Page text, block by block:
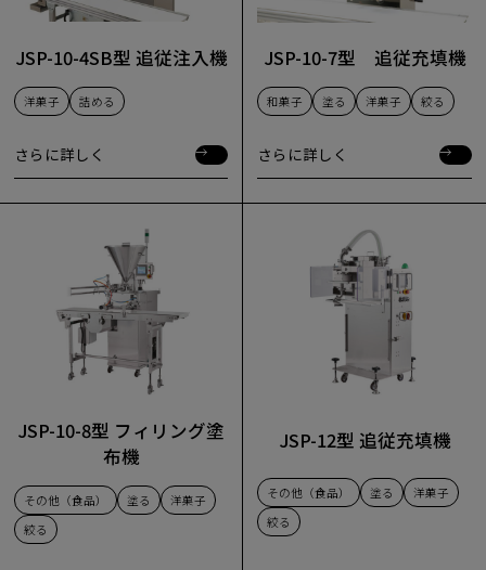
JSP-10-4SB型 追従注入機
洋菓子 詰める
さらに詳しく
さらに詳しく
JSP-10-7型 追従充填機
和菓子 塗る 洋菓子 絞る
さらに詳しく
さらに詳しく
JSP-10-8型 フィリング塗
布機
その他（食品） 塗る
洋菓子
絞る
JSP-12型 追従充填機
その他（食品） 塗る
洋菓子
絞る